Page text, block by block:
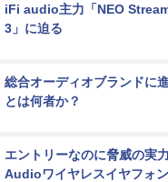
iFi audio主力「NEO
3」に迫る
総合オーディオブランドに
とは何者か？
エントリーなのに脅威の実
Audioワイヤレスイヤフォ